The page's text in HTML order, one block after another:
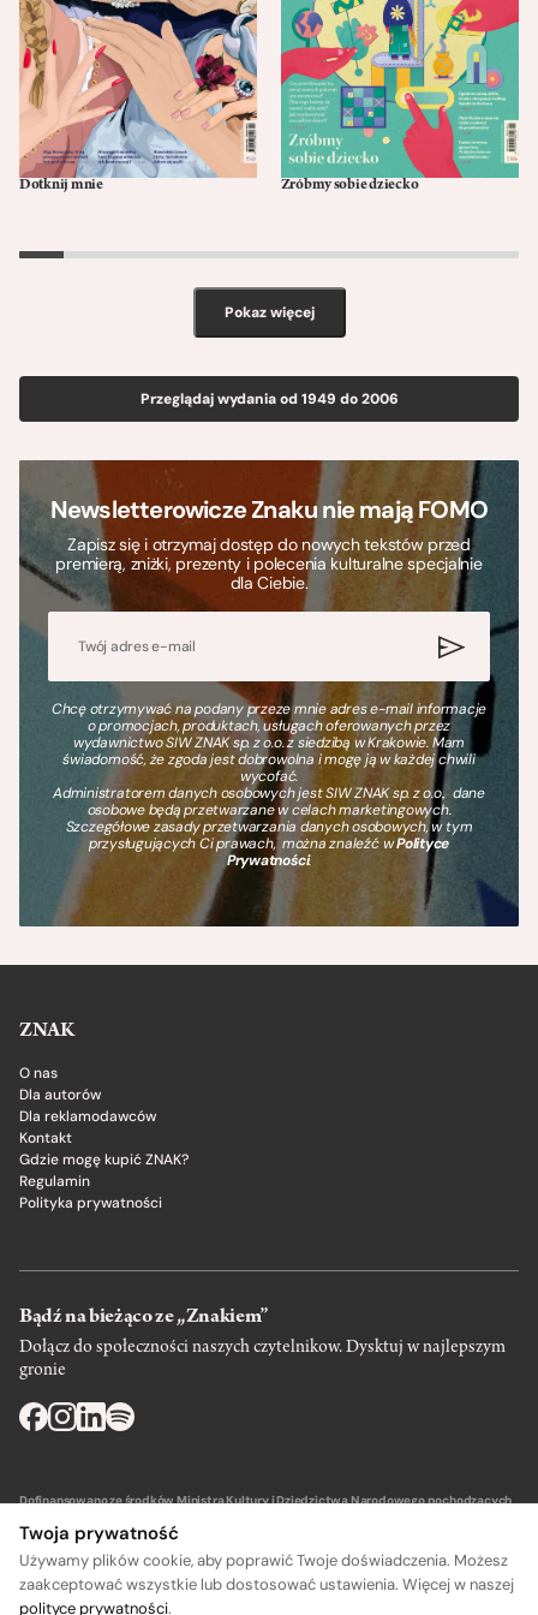
02/25
Dotknij mnie 01/25
Zróbmy sobie dziecko
Pokaz więcej
Przeglądaj wydania od 1949 do 2006
Newsletterowicze Znaku nie mają FOMO
Zapisz się i otrzymaj dostęp do nowych tekstów przed
premierą, zniżki, prezenty i polecenia kulturalne specjalnie
dla Ciebie.
Chcę otrzymywać na podany przeze mnie adres e-mail informacje
o promocjach, produktach, usługach oferowanych przez
wydawnictwo SIW ZNAK sp. z o.o. z siedzibą w Krakowie. Mam
świadomość, że zgoda jest dobrowolna i mogę ją w każdej chwili
wycofać.
Administratorem danych osobowych jest SIW ZNAK sp. z o.o., dane
osobowe będą przetwarzane w celach marketingowych.
Szczegółowe zasady przetwarzania danych osobowych, w tym
przysługujących Ci prawach, można znaleźć wPolityce
Prywatności.
ZNAK
O nas
Dla autorów
Dla reklamodawców
Kontakt
Gdzie mogę kupić ZNAK?
Regulamin
Polityka prywatności
Bądź na bieżąco ze „Znakiem”
Dołącz do społeczności naszych czytelnikow. Dysktuj w najlepszym
gronie
Dofinansowano ze środków Ministra Kultury i Dziedzictwa Narodowego pochodzących
Twoja prywatność
Używamy plików cookie, aby poprawić Twoje doświadczenia. Możesz
zaakceptować wszystkie lub dostosować ustawienia. Więcej w naszej
polityce prywatności.